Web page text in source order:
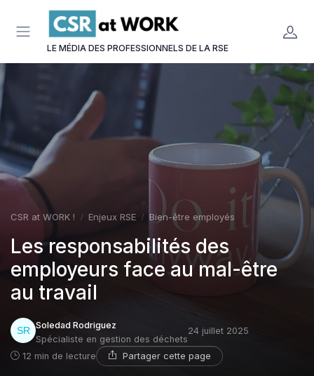
LE MÉDIA DES PROFESSIONNELS DE LA RSE
CSR at WORK ! Enjeux RSE Bien-être employés
Les responsabilités des
employeurs face au mal-être
au travail
Soledad Rodriguez
Spécialiste en gestion des déchets
24 juillet 2025
12 min de lecture Partager cette page
Panneau de gestion des cookies